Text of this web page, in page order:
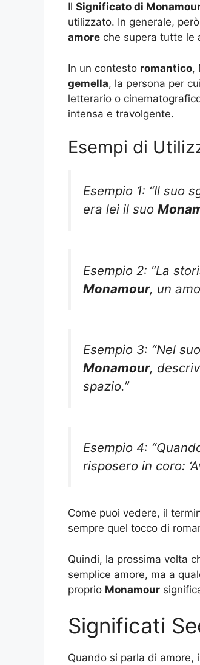
Il Significato di
utilizzato. In generale,
amore che supera tutte le
In un contesto romantico,
gemella, la persona per
letterario o
intensa e travolgente.
Esempi di
Esempio 1: “Il suo
era lei il suo
Esempio 2: “La
Monamour, un
Esempio 3: “Nel
Monamour,
spazio.”
Esempio 4:
risposero in coro:
Come puoi vedere, il
sempre quel tocco di
Quindi, la prossima volta
semplice amore, ma a
proprio Monamour
Significati
Quando si parla di amore,